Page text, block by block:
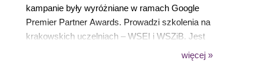
kampanie były wyróżniane w ramach Google
Premier Partner Awards. Prowadzi szkolenia na
krakowskich uczelniach – WSEI i WSZiB. Jest
certyfikowanym specjalistą Google Ads, Google
więcej »